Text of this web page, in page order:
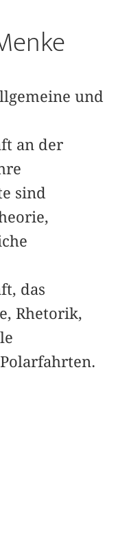
und
an der
sind
das
Rhetorik,